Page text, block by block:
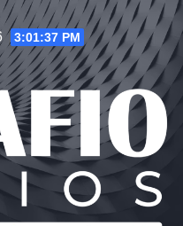
3:01:39 PM